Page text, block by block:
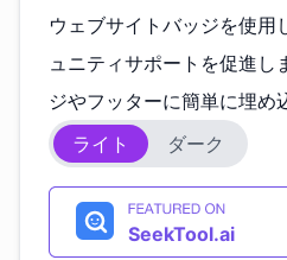
ウェブサイトバッジを使用
ュニティサポートを促進し
ジやフッターに簡単に埋め
ライト
ダーク